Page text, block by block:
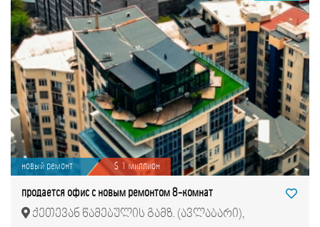
новый ремонт $ 1 миллион
продается офис с новым ремонтом 8-комнат
ქეთევან წამებულის გამზ. (ავლაბარი),